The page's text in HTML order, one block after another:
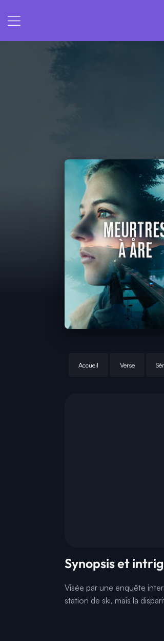
Accueil Verse
Synopsis et
Visée par une enquête
station de ski, mais la